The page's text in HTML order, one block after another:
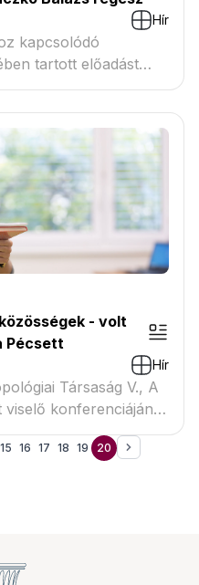
Hír
kapcsolódó
tartott előadást
a Munkácsy
Laczkó Balázs
megyében” címmel.
- volt
Pécsett
Hír
Társaság V., A
konferenciáján
tartott "Élő
bíró fák
15 16 17 18 19 20